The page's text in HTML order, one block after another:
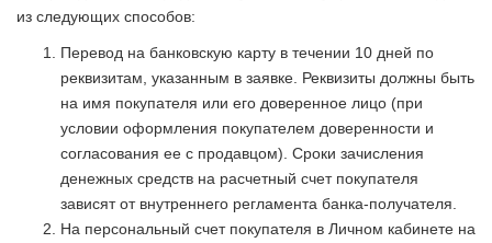
из следующих способов:
Перевод на банковскую карту в течении 10 дней по
реквизитам, указанным в заявке. Реквизиты должны быть
на имя покупателя или его доверенное лицо (при
условии оформления покупателем доверенности и
согласования ее с продавцом). Сроки зачисления
денежных средств на расчетный счет покупателя
зависят от внутреннего регламента банка-получателя.
На персональный счет покупателя в Личном кабинете на